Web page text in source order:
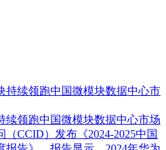
续领跑中国微模块数据中心市场
CCID）发布《2024-2025中国